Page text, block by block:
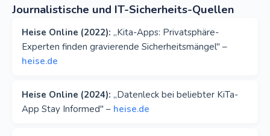
Journalistische und IT-Sicherheits-Quellen
Heise Online (2022): „Kita-Apps: Privatsphäre-
Experten finden gravierende Sicherheitsmängel" –
heise.de
Heise Online (2024): „Datenleck bei beliebter KiTa-
App Stay Informed" – heise.de